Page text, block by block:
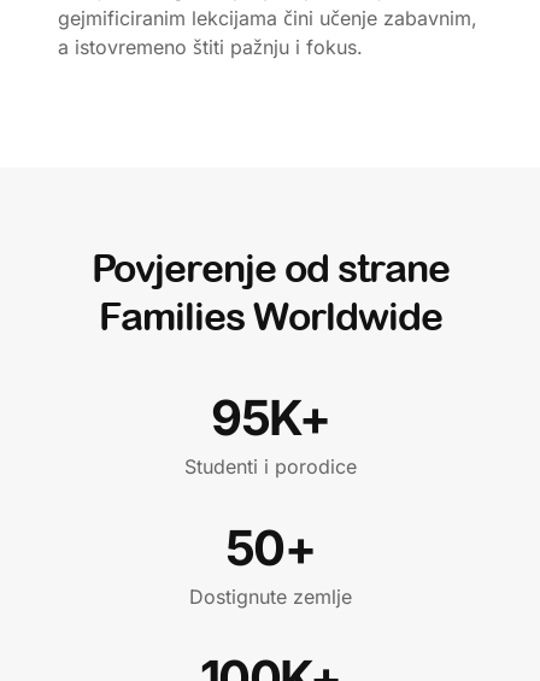
gejmificiranim lekcijama čini učenje zabavnim,
a istovremeno štiti pažnju i fokus.
Povjerenje od strane
Families Worldwide
95K+
Studenti i porodice
50+
Dostignute zemlje